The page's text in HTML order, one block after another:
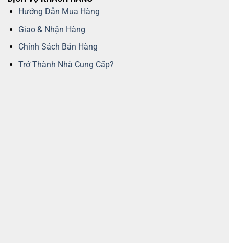
Hướng Dẫn Mua Hàng
Giao & Nhận Hàng
Chính Sách Bán Hàng
Trở Thành Nhà Cung Cấp?